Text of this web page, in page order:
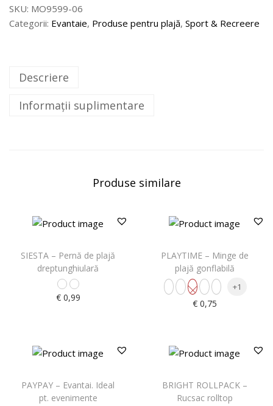
SKU: MO9599-06
Categorii: Evantaie, Produse pentru plajă, Sport & Recreere
Descriere
Informații suplimentare
Produse similare
SIESTA – Pernă de plajă
dreptunghiulară
€0,99
PLAYTIME – Minge de
plajă gonflabilă
+1
€0,75
PAYPAY – Evantai. Ideal
pt. evenimente
BRIGHT ROLLPACK –
Rucsac rolltop